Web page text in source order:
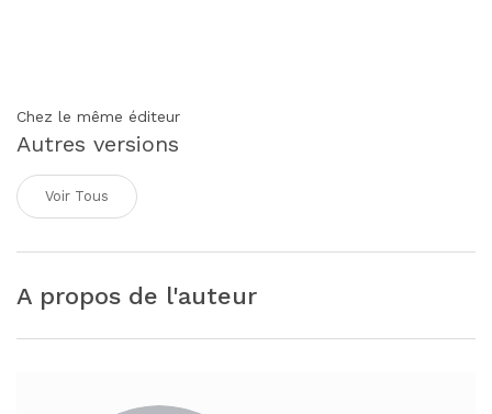
Chez le même éditeur
Autres versions
Voir Tous
A propos de l'auteur